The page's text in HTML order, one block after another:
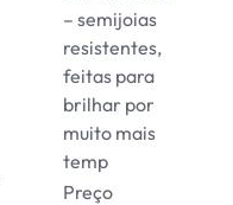
– semijoias
resistentes,
feitas para
brilhar por
muito mais
temp
Preço